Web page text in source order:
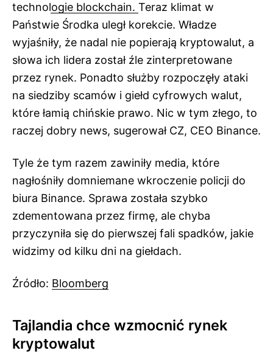
technologie blockchain. Teraz klimat w
Państwie Środka uległ korekcie. Władze
wyjaśniły, że nadal nie popierają kryptowalut, a
słowa ich lidera został źle zinterpretowane
przez rynek. Ponadto służby rozpoczęły ataki
na siedziby scamów i giełd cyfrowych walut,
które łamią chińskie prawo. Nic w tym złego, to
raczej dobry news, sugerował CZ, CEO Binance.
Tyle że tym razem zawiniły media, które
nagłośniły domniemane wkroczenie policji do
biura Binance. Sprawa została szybko
zdementowana przez firmę, ale chyba
przyczyniła się do pierwszej fali spadków, jakie
widzimy od kilku dni na giełdach.
Źródło: Bloomberg
Tajlandia chce wzmocnić rynek
kryptowalut